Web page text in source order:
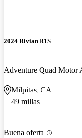
2024 Rivian R1S
Adventure Quad Motor
Milpitas, CA
49 millas
Buena oferta